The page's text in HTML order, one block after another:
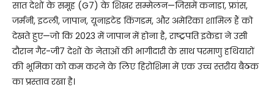
सात देशों के समूह (G7) के शिखर सम्मेलन—जिसमें कनाडा, फ्रांस,
जर्मनी, इटली, जापान, यूनाइटेड किंगडम, और अमेरिका शामिल हैं को
देखते हुए—जो कि 2023 में जापान में होना है, राष्ट्रपति इकेडा ने उसी
दौरान गैर-जी7 देशों के नेताओं की भागीदारी के साथ परमाणु हथियारों
की भूमिका को कम करने के लिए हिरोशिमा में एक उच्च स्तरीय बैठक
का प्रस्ताव रखा है।